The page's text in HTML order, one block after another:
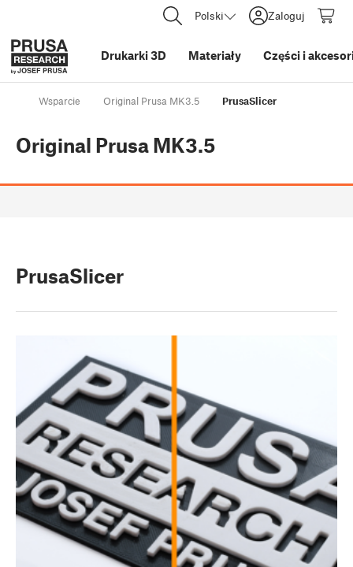
Polski Zaloguj
Drukarki 3D Materiały Części i
Wsparcie Original Prusa MK3.5 PrusaSlicer
Original Prusa MK3.5
PrusaSlicer